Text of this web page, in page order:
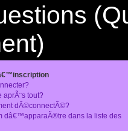
tout?
dÃ©connectÃ©?
dâ€™apparaÃ®tre dans la liste des